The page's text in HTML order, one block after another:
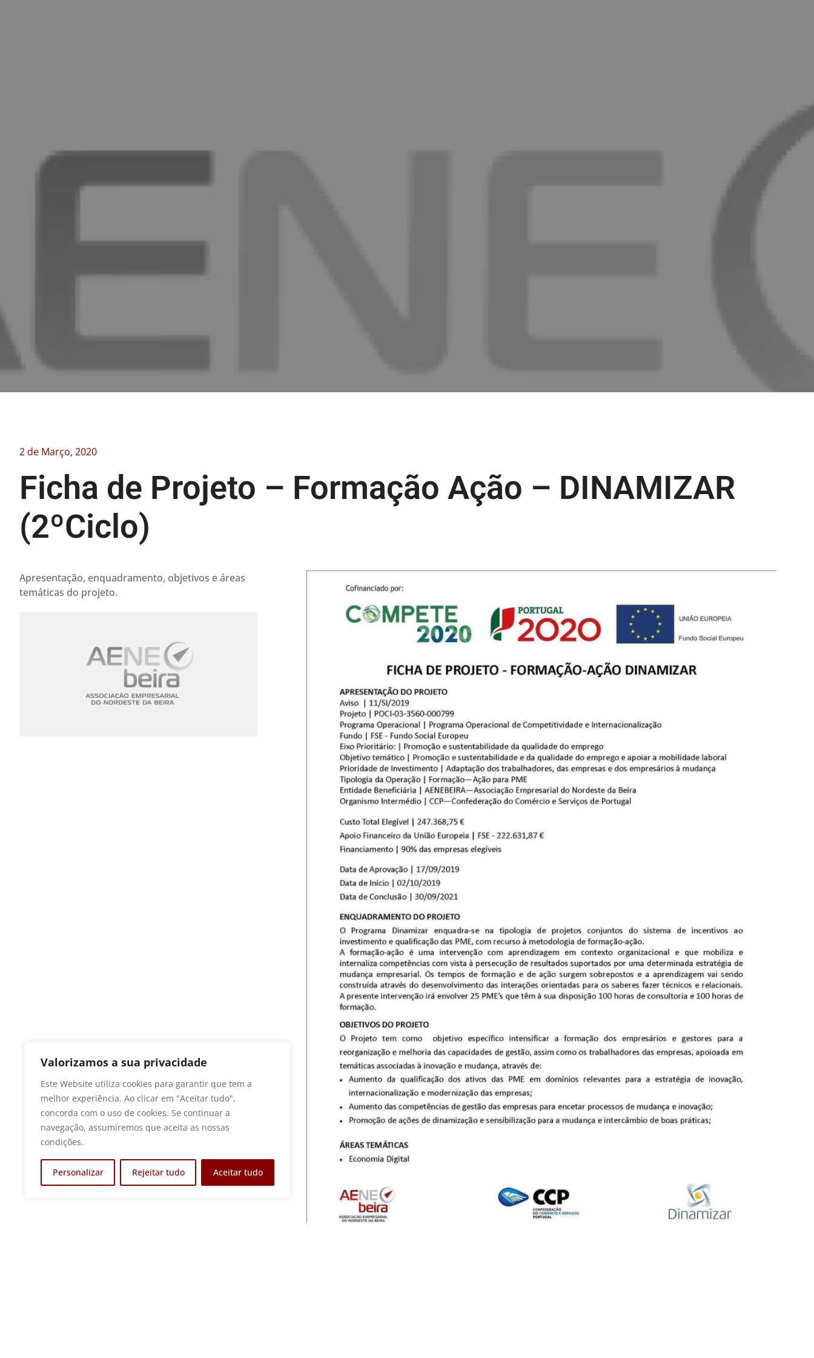
Valorizamos a sua privacidade
Este Website utiliza cookies para garantir que tem a
melhor experiência. Ao clicar em "Aceitar tudo",
concorda com o uso de cookies. Se continuar a
navegação, assumiremos que aceita as nossas
condições.
Personalizar Rejeitar tudo Aceitar tudo
2 de Março, 2020
Ficha de Projeto – Formação Ação – DINAMIZAR
(2ºCiclo)
Apresentação, enquadramento, objetivos e áreas
temáticas do projeto.